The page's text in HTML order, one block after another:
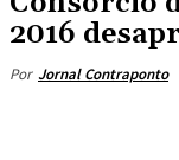
2016
Por Jornal Contraponto